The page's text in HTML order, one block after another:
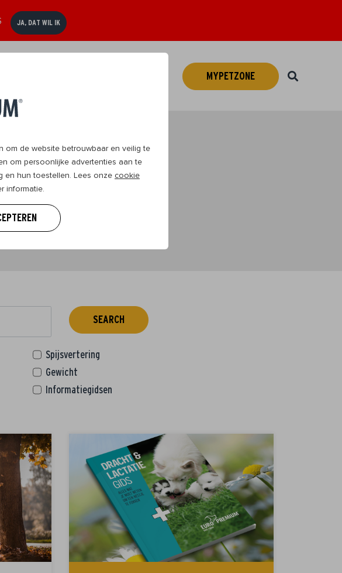
om de website betrouwbaar en veilig te
om persoonlijke advertenties aan te
en hun toestellen. Lees onze cookie
informatie.
JA, DAT WIL IK
MYPETZONE
heeft en samen veel plezier te
SEARCH
Spijsvertering
Gewicht
Informatiegidsen